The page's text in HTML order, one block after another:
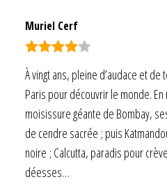
Muriel Cerf
Note
sur 5
À vingt ans, pleine d’audace et
Paris pour découvrir le monde. En
moisissure géante de Bombay,
de cendre sacrée ; puis
noire ; Calcutta, paradis pour
déesses…